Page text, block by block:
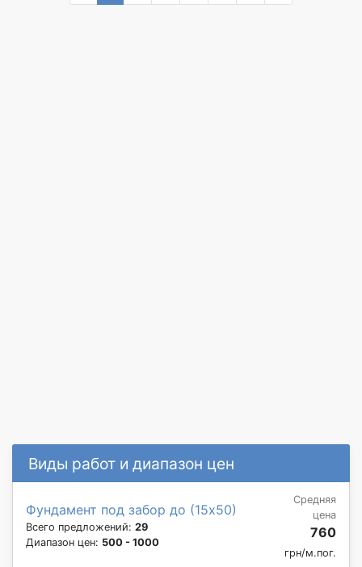
Виды работ и диапазон цен
Фундамент под забор до (15х50)
Всего предложений: 29
Диапазон цен: 500 - 1000
Средняя
цена
760
грн/м.пог.